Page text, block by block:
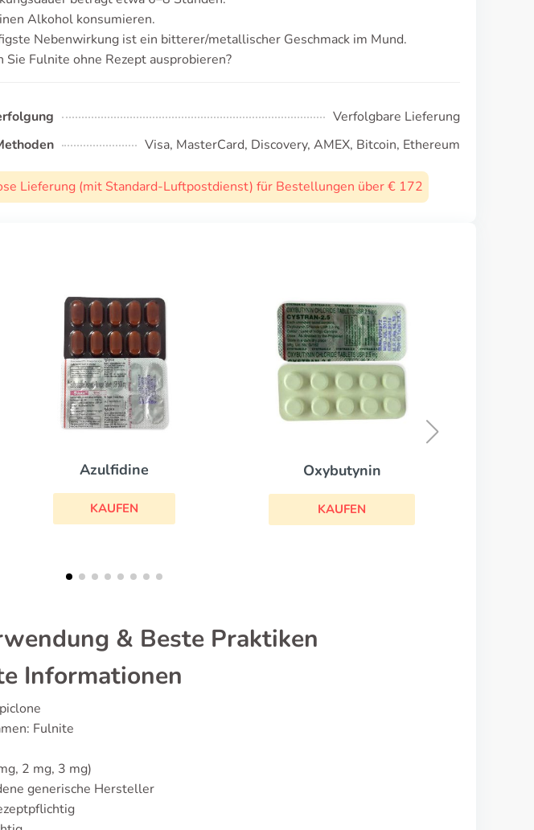
Alkohol konsumieren.
Nebenwirkung ist ein bitterer/metallischer Geschmack im Mund.
Sie Fulnite ohne Rezept ausprobieren?
Verfolgbare Lieferung
Visa, MasterCard, Discovery, AMEX, Bitcoin, Ethereum
Lieferung (mit Standard-Luftpostdienst) für Bestellungen über € 172
Oxybutynin
KAUFEN
Cycrin
& Beste Praktiken
Informationen
Fulnite
2 mg, 3 mg)
generische Hersteller